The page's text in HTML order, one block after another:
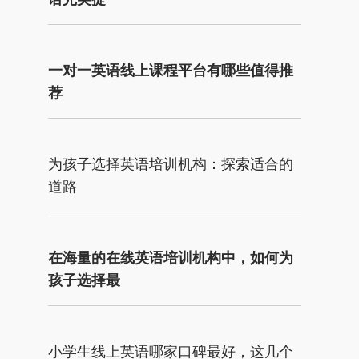
一对一英语线上课程平台有哪些值得推
荐
为孩子选择英语培训机构：探索适合的
道路
在海量的在线英语培训机构中，如何为
孩子选择最
小学生线上英语哪家口碑最好，这几个